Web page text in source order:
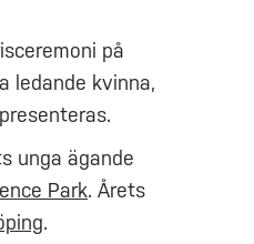
på
ledande kvinna,
unga ägande
Park. Årets
.